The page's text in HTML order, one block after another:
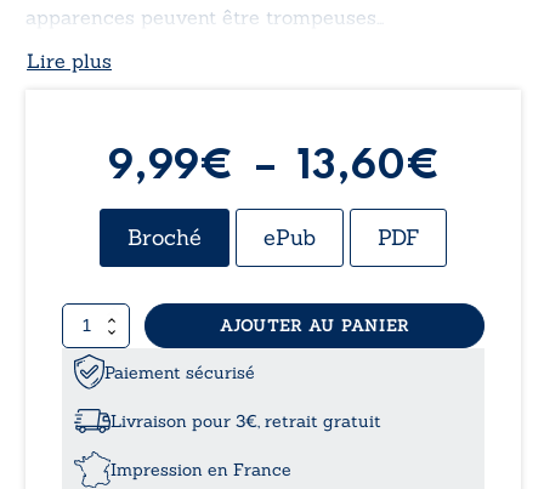
apparences peuvent être trompeuses…
Lire plus
9,99€ – 13,60€
de
Broché ePub PDF
quantité
de
L’amour
rend
les
aveugles
AJOUTER AU PANIER
Paiement sécurisé
Livraison pour 3€, retrait gratuit
Impression en France